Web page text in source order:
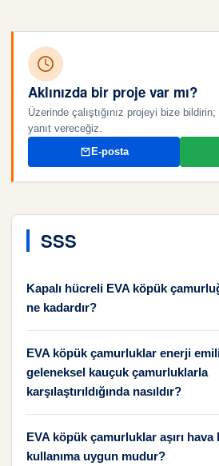
Aklınızda bir proje var mı?
Üzerinde çalıştığınız projeyi bize
yanıt vereceğiz.
E-posta
SSS
Kapalı hücreli EVA köpük
ne kadardır?
EVA köpük çamurluklar enerji
geleneksel kauçuk çamurluklarla
karşılaştırıldığında nasıldır?
EVA köpük çamurluklar aşırı hava
kullanıma uygun mudur?